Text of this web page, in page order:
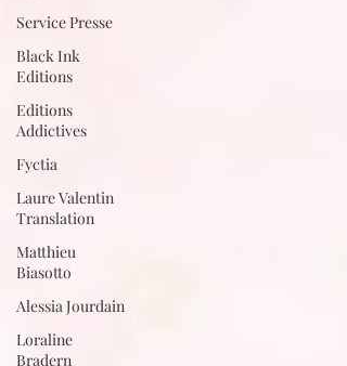
Service Presse
Black Ink
Editions
Editions
Addictives
Fyctia
Laure Valentin
Translation
Matthieu
Biasotto
Alessia Jourdain
Loraline
Bradern